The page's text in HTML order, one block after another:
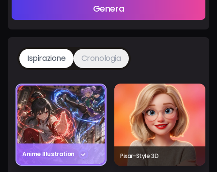
Genera
Ispirazione Cronologia
Anime Illustration Pixar-Style 3D